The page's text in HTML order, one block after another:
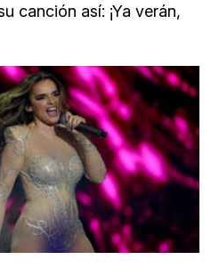
canción así: ¡Ya verán,